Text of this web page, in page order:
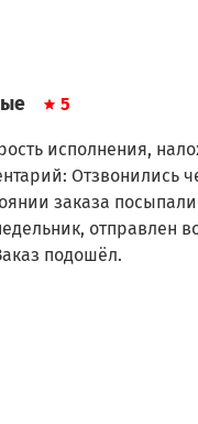
5
исполнения,
Отзвонились
заказа
отправлен
подошёл.